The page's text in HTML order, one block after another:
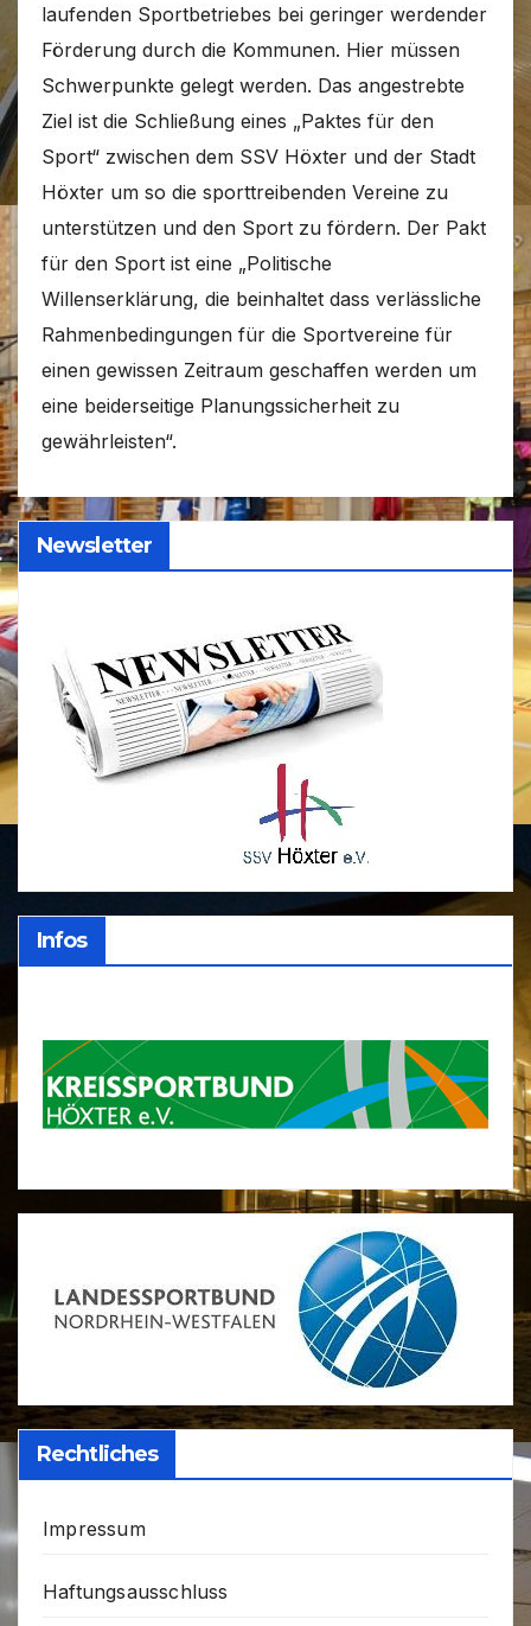
laufenden Sportbetriebes bei geringer werdender
Förderung durch die Kommunen. Hier müssen
Schwerpunkte gelegt werden. Das angestrebte
Ziel ist die Schließung eines „Paktes für den
Sport“ zwischen dem SSV Höxter und der Stadt
Höxter um so die sporttreibenden Vereine zu
unterstützen und den Sport zu fördern. Der Pakt
für den Sport ist eine „Politische
Willenserklärung, die beinhaltet dass verlässliche
Rahmenbedingungen für die Sportvereine für
einen gewissen Zeitraum geschaffen werden um
eine beiderseitige Planungssicherheit zu
gewährleisten“.
Newsletter
Infos
Rechtliches
Impressum
Haftungsausschluss